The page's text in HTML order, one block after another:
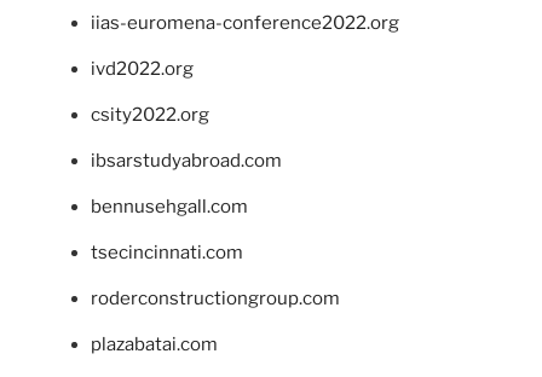
iias-euromena-conference2022.org
ivd2022.org
csity2022.org
ibsarstudyabroad.com
bennusehgall.com
tsecincinnati.com
roderconstructiongroup.com
plazabatai.com